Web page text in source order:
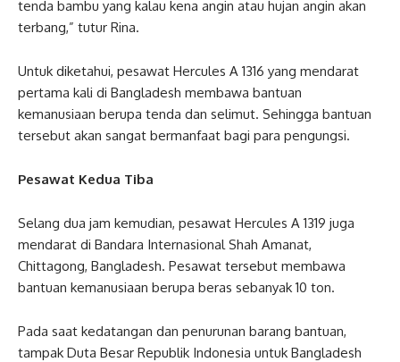
tenda bambu yang kalau kena angin atau hujan angin akan
terbang,” tutur Rina.
Untuk diketahui, pesawat Hercules A 1316 yang mendarat
pertama kali di Bangladesh membawa bantuan
kemanusiaan berupa tenda dan selimut. Sehingga bantuan
tersebut akan sangat bermanfaat bagi para pengungsi.
Pesawat Kedua Tiba
Selang dua jam kemudian, pesawat Hercules A 1319 juga
mendarat di Bandara Internasional Shah Amanat,
Chittagong, Bangladesh. Pesawat tersebut membawa
bantuan kemanusiaan berupa beras sebanyak 10 ton.
Pada saat kedatangan dan penurunan barang bantuan,
tampak Duta Besar Republik Indonesia untuk Bangladesh